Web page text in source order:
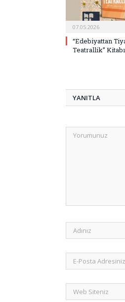
07.05.2026
“Edebiyattan
Teatrallik”
YANITLA